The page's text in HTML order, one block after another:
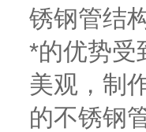
锈钢管结
*的优势受
美观，制
的不锈钢